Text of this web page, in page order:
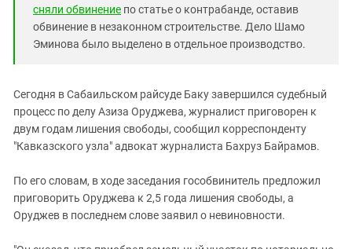
сняли обвинение по статье о контрабанде, оставив
обвинение в незаконном строительстве. Дело Шамо
Эминова было выделено в отдельное производство.
Сегодня в Сабаильском райсуде Баку завершился судебный
процесс по делу Азиза Оруджева, журналист приговорен к
двум годам лишения свободы, сообщил корреспонденту
"Кавказского узла" адвокат журналиста Бахруз Байрамов.
По его словам, в ходе заседания гособвинитель предложил
приговорить Оруджева к 2,5 года лишения свободы, а
Оруджев в последнем слове заявил о невиновности.